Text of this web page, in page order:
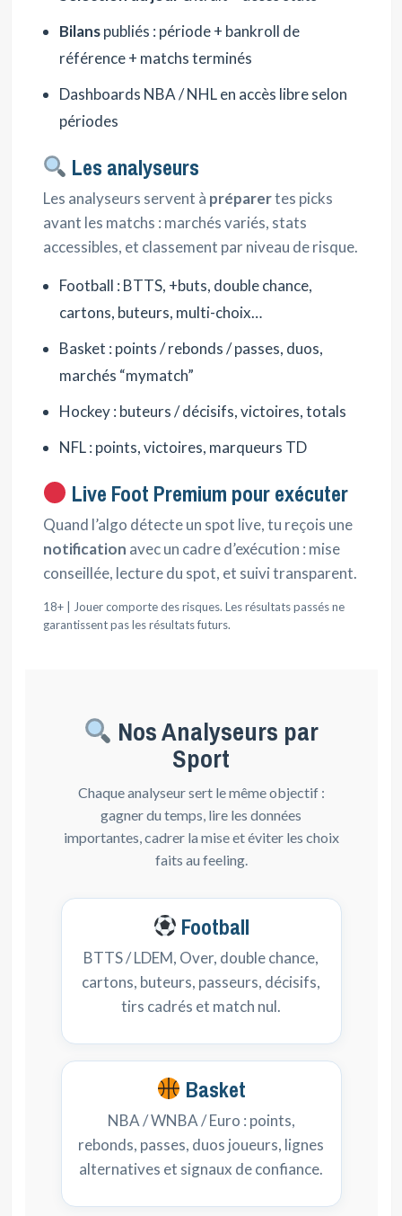
Bilanspubliés : période + bankroll de
référence + matchs terminés
Dashboards NBA / NHL en accès libre selon
périodes
Les analyseurs
Les analyseurs servent à préparertes picks
avant les matchs : marchés variés, stats
accessibles, et classement par niveau de risque.
Football : BTTS, +buts, double chance,
cartons, buteurs, multi-choix…
Basket : points / rebonds / passes, duos,
marchés “mymatch”
Hockey : buteurs / décisifs, victoires, totals
NFL : points, victoires, marqueurs TD
Live Foot Premium pour exécuter
Quand l’algo détecte un spot live, tu reçois une
notification avec un cadre d’exécution : mise
conseillée, lecture du spot, et suivi transparent.
18+ | Jouer comporte des risques. Les résultats passés ne
garantissent pas les résultats futurs.
Nos Analyseurs par
Sport
Chaque analyseur sert le même objectif :
gagner du temps, lire les données
importantes, cadrer la mise et éviter les choix
faits au feeling.
Football
BTTS / LDEM, Over, double chance,
cartons, buteurs, passeurs, décisifs,
tirs cadrés et match nul.
Basket
NBA / WNBA / Euro : points,
rebonds, passes, duos joueurs, lignes
alternatives et signaux de confiance.